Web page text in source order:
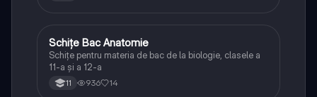
Biologie
Schițe Bac Anatomie
Schițe pentru materia de bac de la biologie, clasele a
11-a și a 12-a
11 936 14